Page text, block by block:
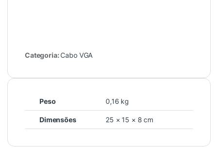
Categoria:Cabo VGA
Peso 0,16 kg
Dimensões 25 × 15 × 8 cm